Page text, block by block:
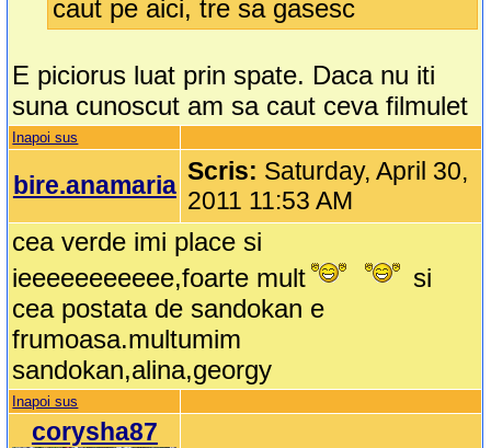
caut pe aici, tre sa gasesc
E piciorus luat prin spate. Daca nu iti
suna cunoscut am sa caut ceva filmulet
Inapoi sus
bire.anamaria Scris: Saturday, April 30,
2011 11:53 AM
cea verde imi place si
ieeeeeeeeeee,foarte mult
si
cea postata de sandokan e
frumoasa.multumim
sandokan,alina,georgy
Inapoi sus
corysha87